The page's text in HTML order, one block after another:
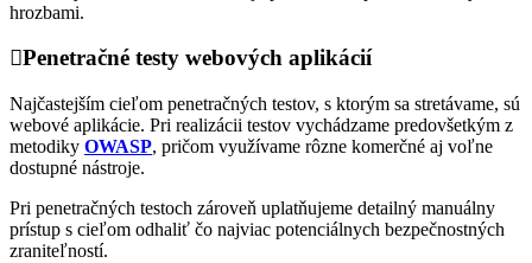
hrozbami.
Penetračné testy webových aplikácií
Najčastejším cieľom penetračných testov, s ktorým sa stretávame, sú
webové aplikácie. Pri realizácii testov vychádzame predovšetkým z
metodiky OWASP, pričom využívame rôzne komerčné aj voľne
dostupné nástroje.
Pri penetračných testoch zároveň uplatňujeme detailný manuálny
prístup s cieľom odhaliť čo najviac potenciálnych bezpečnostných
zraniteľností.